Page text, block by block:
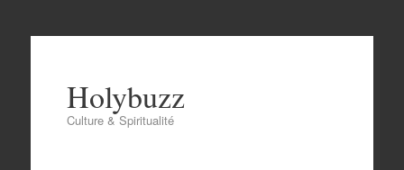
Holybuzz
Culture & Spiritualité